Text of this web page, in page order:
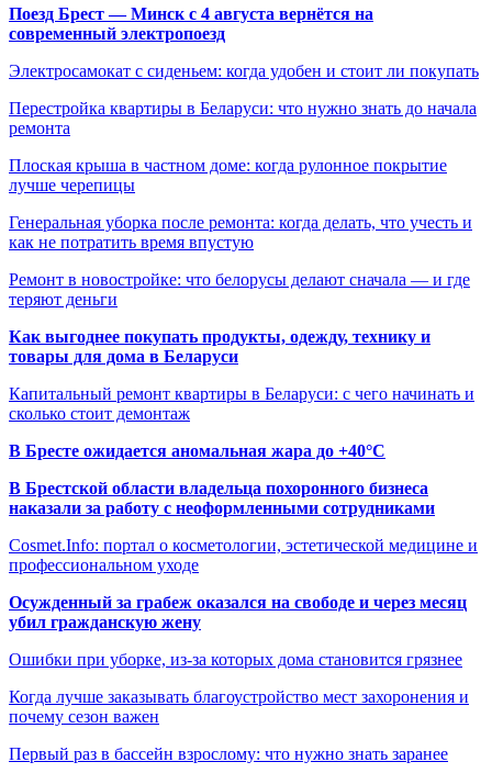
Поезд Брест — Минск с 4 августа вернётся на
современный электропоезд
Электросамокат с сиденьем: когда удобен и стоит ли покупать
Перестройка квартиры в Беларуси: что нужно знать до начала
ремонта
Плоская крыша в частном доме: когда рулонное покрытие
лучше черепицы
Генеральная уборка после ремонта: когда делать, что учесть и
как не потратить время впустую
Ремонт в новостройке: что белорусы делают сначала — и где
теряют деньги
Как выгоднее покупать продукты, одежду, технику и
товары для дома в Беларуси
Капитальный ремонт квартиры в Беларуси: с чего начинать и
сколько стоит демонтаж
В Бресте ожидается аномальная жара до +40°C
В Брестской области владельца похоронного бизнеса
наказали за работу с неоформленными сотрудниками
Cosmet.Info: портал о косметологии, эстетической медицине и
профессиональном уходе
Осужденный за грабеж оказался на свободе и через месяц
убил гражданскую жену
Ошибки при уборке, из-за которых дома становится грязнее
Когда лучше заказывать благоустройство мест захоронения и
почему сезон важен
Первый раз в бассейн взрослому: что нужно знать заранее